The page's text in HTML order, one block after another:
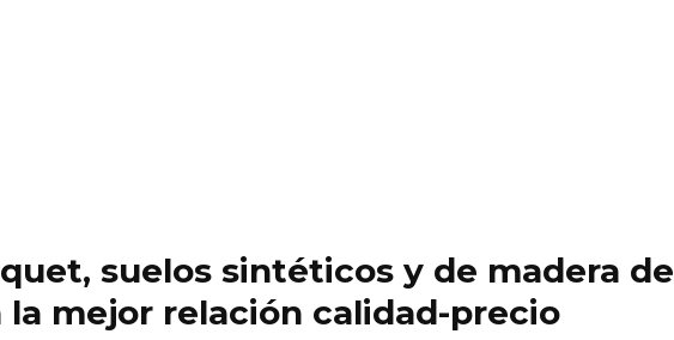
suelos sintéticos y de madera de
mejor relación calidad-precio